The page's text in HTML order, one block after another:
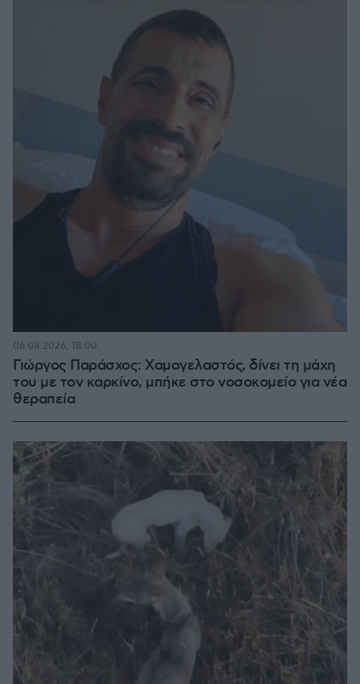
Γιώργος Παράσχος: Χαμογελαστός, δίνει τη μάχη
του με τον καρκίνο, μπήκε στο νοσοκομείο για νέα
θεραπεία
06.08.2026, 18:00